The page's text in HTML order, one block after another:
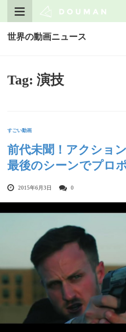
世界の動画ニュース
Tag: 演技
すごい動画
前代未聞！アクショ
最後のシーンでプロ
2015年6月3日 0